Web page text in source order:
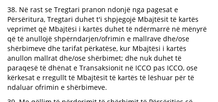
38. Në rast se Tregtari pranon ndonjë nga pagesat e
Përsëritura, Tregtari duhet t'i shpjegojë Mbajtësit të kartës
veprimet që Mbajtësi i kartës duhet të ndërmarrë në mënyrë
që të anullojë shpërndarjen/ofrimin e mallrave dhe/ose
shërbimeve dhe tarifat përkatëse, kur Mbajtësi i kartës
anullon mallrat dhe/ose shërbimet; dhe nuk duhet të
paraqesë të dhënat e Transaksionit në ICCO pas ICCO, ose
kërkesat e rregullt të Mbajtësit të kartës të lëshuar për të
ndaluar ofrimin e shërbimeve.